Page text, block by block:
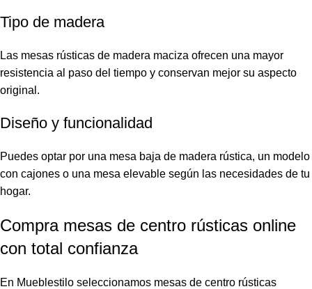
Tipo de madera
Las mesas rústicas de madera maciza ofrecen una mayor
resistencia al paso del tiempo y conservan mejor su aspecto
original.
Diseño y funcionalidad
Puedes optar por una mesa baja de madera rústica, un modelo
con cajones o una mesa elevable según las necesidades de tu
hogar.
Compra mesas de centro rústicas online
con total confianza
En Mueblestilo seleccionamos mesas de centro rústicas